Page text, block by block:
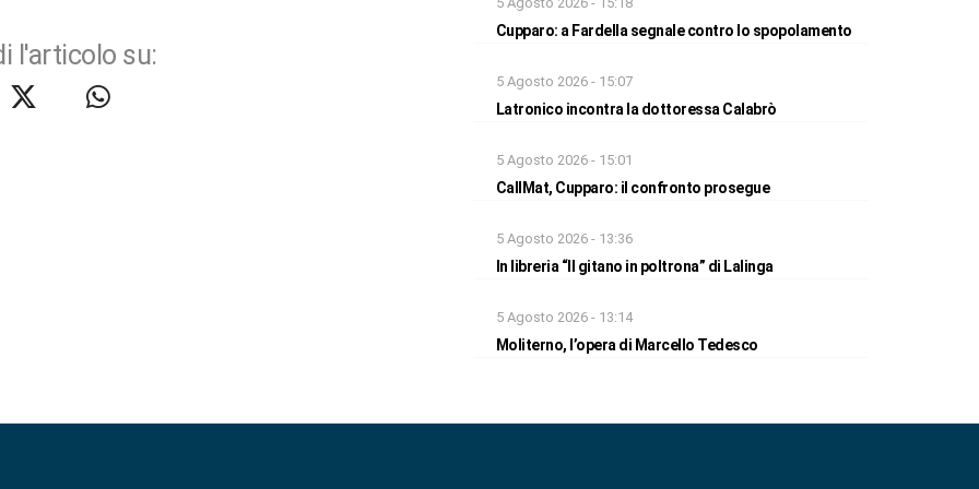
l'articolo su:
Cupparo: a Fardella segnale contro lo spopolamento
5 Agosto 2026 - 15:07
Latronico incontra la dottoressa Calabrò
5 Agosto 2026 - 15:01
CallMat, Cupparo: il confronto prosegue
5 Agosto 2026 - 13:36
In libreria “Il gitano in poltrona” di Lalinga
5 Agosto 2026 - 13:14
Moliterno, l’opera di Marcello Tedesco